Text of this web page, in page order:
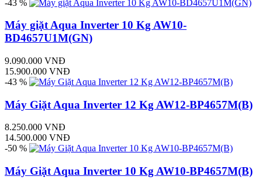
-43 %
Máy giặt Aqua Inverter 10 Kg AW10-
BD4657U1M(GN)
9.090.000 VNĐ
15.900.000 VNĐ
-43 %
Máy Giặt Aqua Inverter 12 Kg AW12-BP4657M(B)
8.250.000 VNĐ
14.500.000 VNĐ
-50 %
Máy Giặt Aqua Inverter 10 Kg AW10-BP4657M(B)